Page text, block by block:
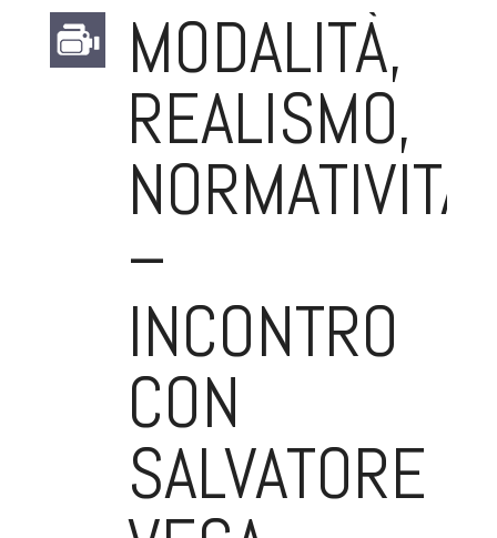
MODALITÀ,
REALISMO,
NORMATIVITÀ
–
INCONTRO
CON
SALVATORE